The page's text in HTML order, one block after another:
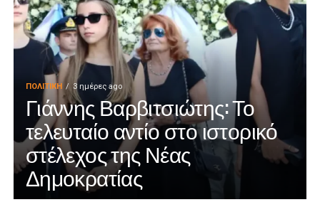
ΠΟΛΙΤΙΚΉ 3 ημέρες ago
Γιάννης Βαρβιτσιώτης: Το
τελευταίο αντίο στο ιστορικό
στέλεχος της Νέας
Δημοκρατίας